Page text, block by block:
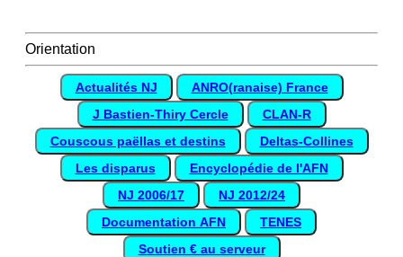
Orientation
Actualités NJ
ANRO(ranaise) France
J Bastien-Thiry Cercle
CLAN-R
Couscous paëllas et destins
Deltas-Collines
Les disparus
Encyclopédie de l'AFN
NJ 2006/17
NJ 2012/24
Documentation AFN
TENES
Soutien € au serveur